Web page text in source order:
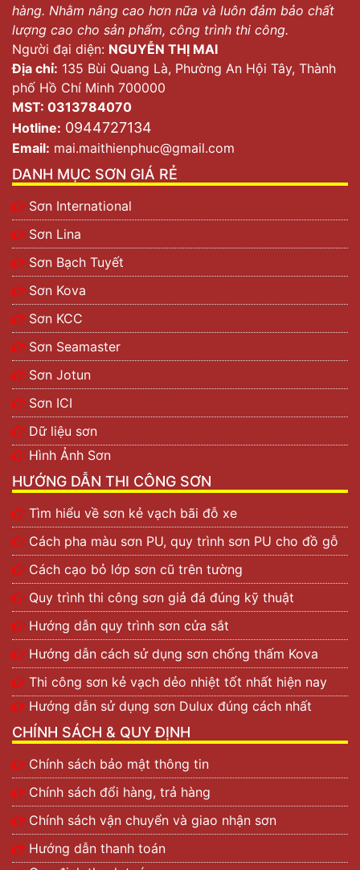
hàng. Nhằm nâng cao hơn nữa và luôn đảm bảo chất
lượng cao cho sản phẩm, công trình thi công.
Người đại diện: NGUYỄN THỊ MAI
Địa chỉ: 135 Bùi Quang Là, Phường An Hội Tây, Thành
phố Hồ Chí Minh 700000
MST: 0313784070
Hotline: 0944727134
Email: mai.maithienphuc@gmail.com
DANH MỤC SƠN GIÁ RẺ
Sơn International
Sơn Lina
Sơn Bạch Tuyết
Sơn Kova
Sơn KCC
Sơn Seamaster
Sơn Jotun
Sơn ICI
Dữ liệu sơn
Hình Ảnh Sơn
HƯỚNG DẪN THI CÔNG SƠN
Tìm hiểu về sơn kẻ vạch bãi đỗ xe
Cách pha màu sơn PU, quy trình sơn PU cho đồ gỗ
Cách cạo bỏ lớp sơn cũ trên tường
Quy trình thi công sơn giả đá đúng kỹ thuật
Hướng dẫn quy trình sơn cửa sắt
Hướng dẫn cách sử dụng sơn chống thấm Kova
Thi công sơn kẻ vạch dẻo nhiệt tốt nhất hiện nay
Hướng dẫn sử dụng sơn Dulux đúng cách nhất
CHÍNH SÁCH & QUY ĐỊNH
Chính sách bảo mật thông tin
Chính sách đổi hàng, trả hàng
Chính sách vận chuyển và giao nhận sơn
Hướng dẫn thanh toán